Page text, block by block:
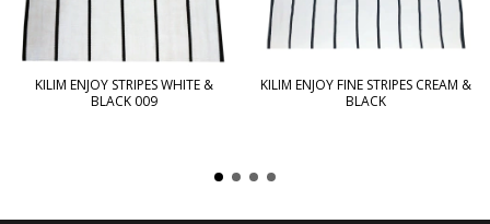
KILIM ENJOY STRIPES WHITE &
BLACK 009
KILIM ENJOY FINE STRIPES CREAM &
BLACK